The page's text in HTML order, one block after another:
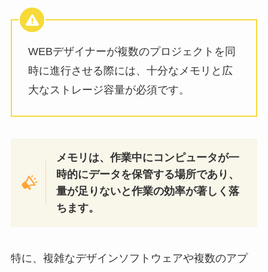
WEBデザイナーが複数のプロジェクトを同
時に進行させる際には、十分なメモリと広
大なストレージ容量が必須です。
メモリは、作業中にコンピュータが一
時的にデータを保管する場所であり、
量が足りないと作業の効率が著しく落
ちます。
特に、複雑なデザインソフトウェアや複数のアプ